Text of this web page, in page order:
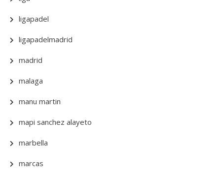
ligapadel
ligapadelmadrid
madrid
malaga
manu martin
mapi sanchez alayeto
marbella
marcas